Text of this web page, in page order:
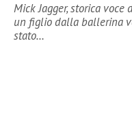
Mick Jagger, storica
un figlio dalla ballerina
stato…